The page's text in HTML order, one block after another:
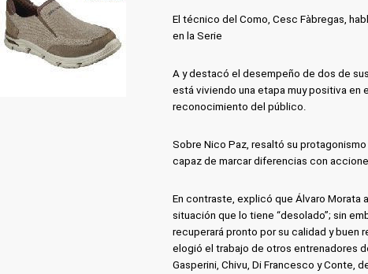
El técnico del Como, Cesc Fàbregas,
en la Serie
A y destacó el desempeño de dos de
está viviendo una etapa muy positiva en
reconocimiento del público.
Sobre Nico Paz, resaltó su
capaz de marcar diferencias con
En contraste, explicó que Álvaro Morata
situación que lo tiene “desolado”; sin
recuperará pronto por su calidad y buen
elogió el trabajo de otros entrenadores
Gasperini, Chivu, Di Francesco y Conte,